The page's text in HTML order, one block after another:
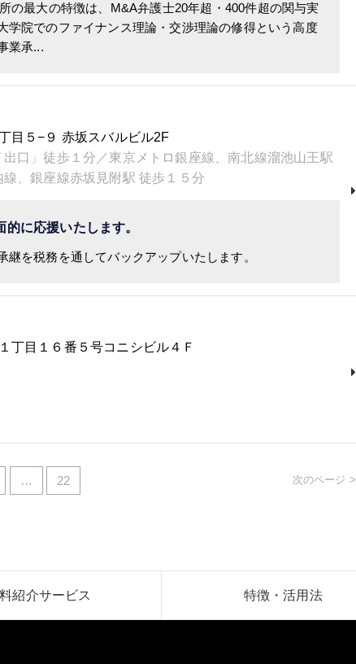
の最大の特徴は、M&A弁護士20年超・400件超の関与実
学院でのファイナンス理論・交渉理論の修得という高度
業承...
目５−９ 赤坂スバルビル2F
口」徒歩１分／東京メトロ銀座線、南北線溜池山王駅
、銀座線赤坂見附駅 徒歩１５分
に応援いたします。
を税務を通してバックアップいたします。
丁目１６番５号コニシビル４Ｆ
… 22 次のページ >
紹介サービス 特徴・活用法